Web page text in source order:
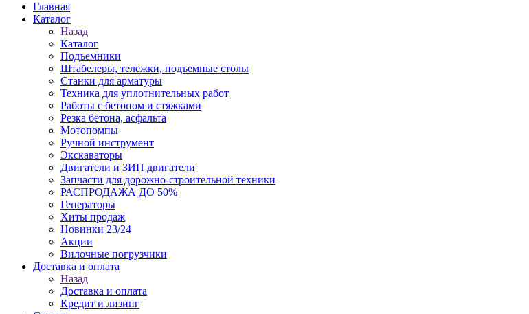
Главная
Каталог
Назад
Каталог
Подъемники
Штабелеры, тележки, подъемные столы
Станки для арматуры
Техника для уплотнительных работ
Работы с бетоном и стяжками
Резка бетона, асфальта
Мотопомпы
Ручной инструмент
Экскаваторы
Двигатели и ЗИП двигатели
Запчасти для дорожно-строительной техники
РАСПРОДАЖА ДО 50%
Генераторы
Хиты продаж
Новинки 23/24
Акции
Вилочные погрузчики
Доставка и оплата
Назад
Доставка и оплата
Кредит и лизинг